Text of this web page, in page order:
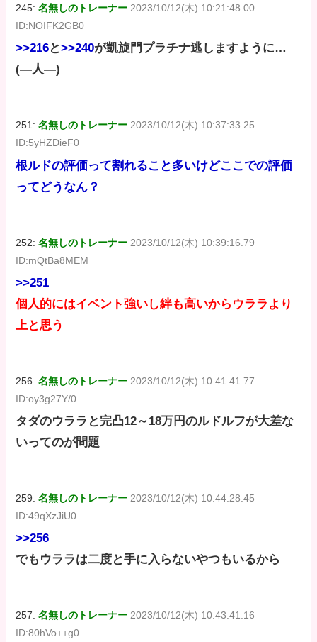
245:名無しのトレーナー 2023/10/12(木) 10:21:48.00
ID:NOIFK2GB0
>>216と>>240が凱旋門プラチナ逃しますように…
(―人―)
251:名無しのトレーナー 2023/10/12(木) 10:37:33.25
ID:5yHZDieF0
根ルドの評価って割れること多いけどここでの評価
ってどうなん？
252:名無しのトレーナー 2023/10/12(木) 10:39:16.79
ID:mQtBa8MEM
>>251
個人的にはイベント強いし絆も高いからウララより
上と思う
256:名無しのトレーナー 2023/10/12(木) 10:41:41.77
ID:oy3g27Y/0
タダのウララと完凸12～18万円のルドルフが大差な
いってのが問題
259:名無しのトレーナー 2023/10/12(木) 10:44:28.45
ID:49qXzJiU0
>>256
でもウララは二度と手に入らないやつもいるから
257:名無しのトレーナー 2023/10/12(木) 10:43:41.16
ID:80hVo++g0